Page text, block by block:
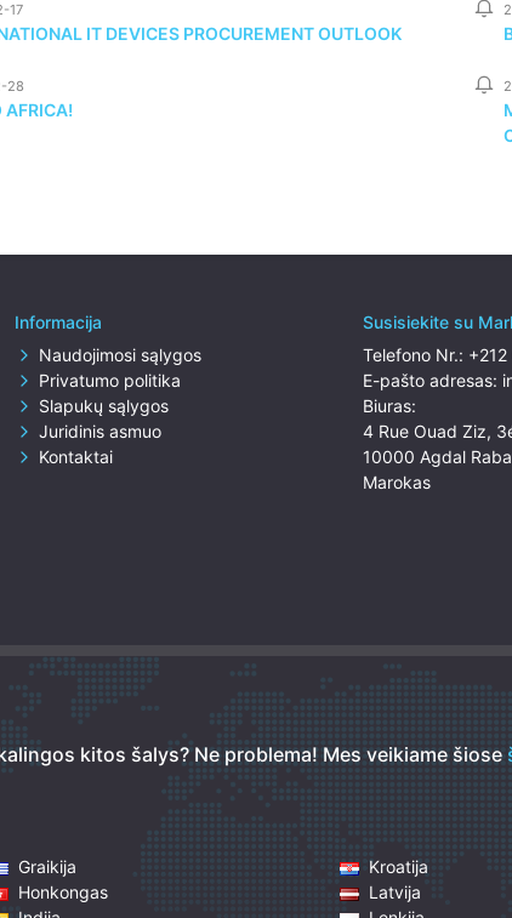
17
IT DEVICES PROCUREMENT OUTLOOK
28
AFRICA!
Informacija
Naudojimosi sąlygos
Privatumo politika
Slapukų sąlygos
Juridinis asmuo
Kontaktai
Susisiekite su
Telefono Nr.:
E-pašto adresas:
Biuras:
4 Rue Ouad Ziz,
10000 Agdal
Marokas
kitos šalys? Ne problema! Mes veikiame šiose
Graikija
Honkongas
Kroatija
Latvija